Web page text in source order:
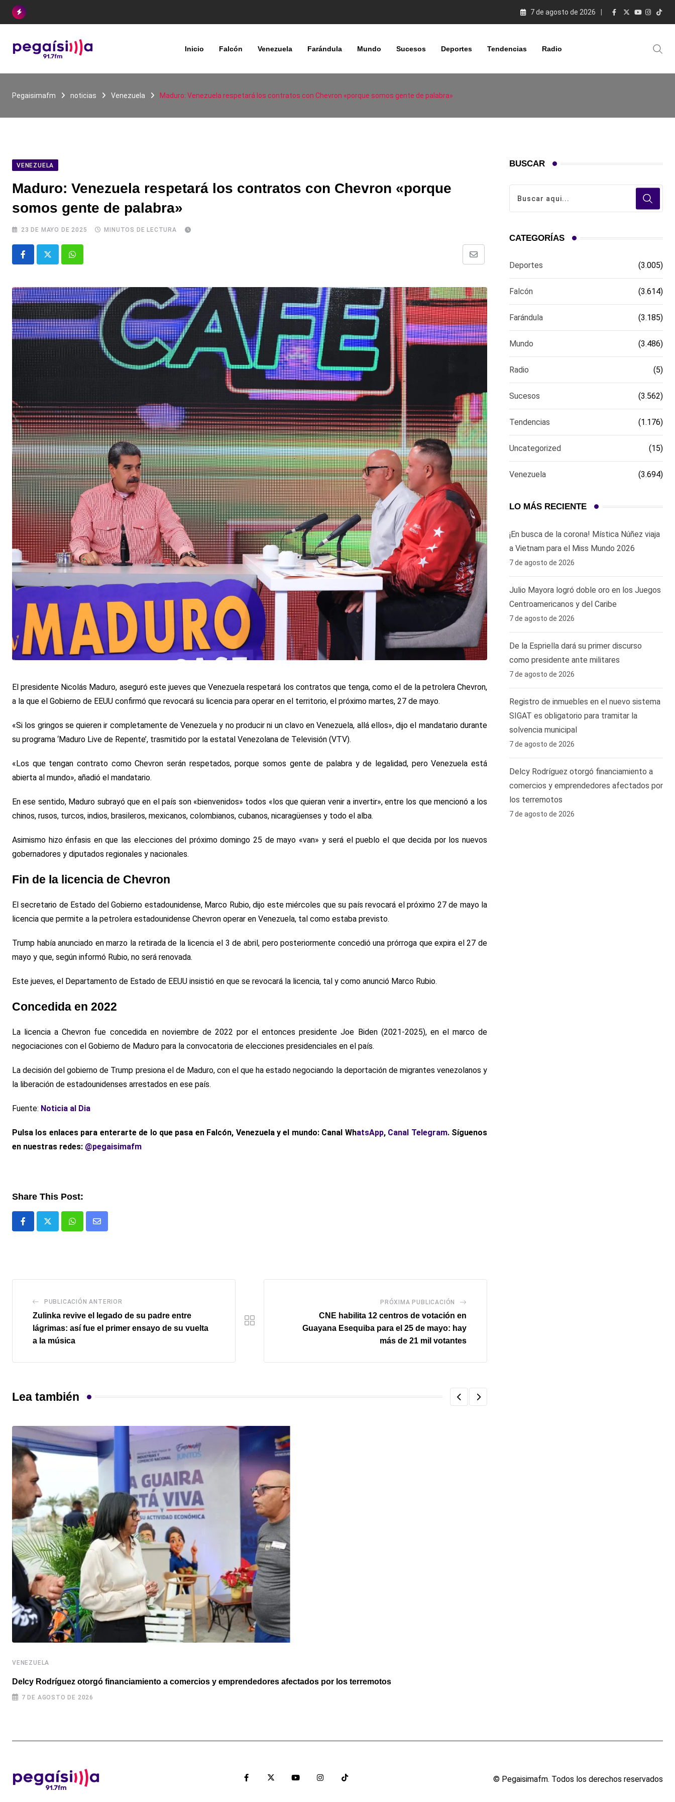
Skip
7 de agosto de 2026
Inicio Falcón Venezuela Farándula Mundo Sucesos Deportes Tendencias Radio
Pegaisimafm noticias Venezuela Maduro: Venezuela respetará los contratos con Chevron «porque somos gente de palabra»
VENEZUELA
Maduro: Venezuela respetará los contratos con Chevron «porque
somos gente de palabra»
23 DE MAYO DE 2025 MINUTOS DE LECTURA
Whatsapp
Comparte
email
El presidente Nicolás Maduro, aseguró este jueves que Venezuela respetará los contratos que tenga, como el de la petrolera Chevron,
a la que el Gobierno de EEUU confirmó que revocará su licencia para operar en el territorio, el próximo martes, 27 de mayo.
«Si los gringos se quieren ir completamente de Venezuela y no producir ni un clavo en Venezuela, allá ellos», dijo el mandatario durante
su programa ‘Maduro Live de Repente’, trasmitido por la estatal Venezolana de Televisión (VTV).
«Los que tengan contrato como Chevron serán respetados, porque somos gente de palabra y de legalidad, pero Venezuela está
abierta al mundo», añadió el mandatario.
En ese sentido, Maduro subrayó que en el país son «bienvenidos» todos «los que quieran venir a invertir», entre los que mencionó a los
chinos, rusos, turcos, indios, brasileros, mexicanos, colombianos, cubanos, nicaragüenses y todo el alba.
Asimismo hizo énfasis en que las elecciones del próximo domingo 25 de mayo «van» y será el pueblo el que decida por los nuevos
gobernadores y diputados regionales y nacionales.
Fin de la licencia de Chevron
El secretario de Estado del Gobierno estadounidense, Marco Rubio, dijo este miércoles que su país revocará el próximo 27 de mayo la
licencia que permite a la petrolera estadounidense Chevron operar en Venezuela, tal como estaba previsto.
Trump había anunciado en marzo la retirada de la licencia el 3 de abril, pero posteriormente concedió una prórroga que expira el 27 de
mayo y que, según informó Rubio, no será renovada.
Este jueves, el Departamento de Estado de EEUU insistió en que se revocará la licencia, tal y como anunció Marco Rubio.
Concedida en 2022
La licencia a Chevron fue concedida en noviembre de 2022 por el entonces presidente Joe Biden (2021-2025), en el marco de
negociaciones con el Gobierno de Maduro para la convocatoria de elecciones presidenciales en el país.
La decisión del gobierno de Trump presiona el de Maduro, con el que ha estado negociando la deportación de migrantes venezolanos y
la liberación de estadounidenses arrestados en ese país.
Fuente: Noticia al Dia
Pulsa los enlaces para enterarte de lo que pasa en Falcón, Venezuela y el mundo: Canal WhatsApp, Canal Telegram. Síguenos
en nuestras redes: @pegaisimafm
Share This Post:
WhatsappComparte
PUBLICACIÓN ANTERIOR
Zulinka revive el legado de su padre entre
lágrimas: así fue el primer ensayo de su vuelta
a la música
PRÓXIMA PUBLICACIÓN
CNE habilita 12 centros de votación en
Guayana Esequiba para el 25 de mayo: hay
más de 21 mil votantes
Lea también
VENEZUELA
Delcy Rodríguez otorgó financiamiento a comercios y emprendedores afectados por los terremotos
7 DE AGOSTO DE 2026
BUSCAR
CATEGORÍAS
Deportes (3.005)
Falcón (3.614)
Farándula (3.185)
Mundo (3.486)
Radio (5)
Sucesos (3.562)
Tendencias (1.176)
Uncategorized (15)
Venezuela (3.694)
LO MÁS RECIENTE
¡En busca de la corona! Mística Núñez viaja
a Vietnam para el Miss Mundo 2026
7 de agosto de 2026
Julio Mayora logró doble oro en los Juegos
Centroamericanos y del Caribe
7 de agosto de 2026
De la Espriella dará su primer discurso
como presidente ante militares
7 de agosto de 2026
Registro de inmuebles en el nuevo sistema
SIGAT es obligatorio para tramitar la
solvencia municipal
7 de agosto de 2026
Delcy Rodríguez otorgó financiamiento a
comercios y emprendedores afectados por
los terremotos
7 de agosto de 2026
© Pegaisimafm. Todos los derechos reservados